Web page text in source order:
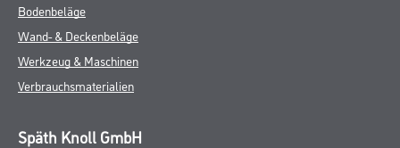
Bodenbeläge
Wand- & Deckenbeläge
Werkzeug & Maschinen
Verbrauchsmaterialien
Späth Knoll GmbH